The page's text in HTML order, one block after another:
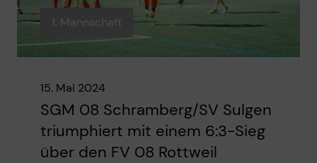
1. Mannschaft
15. Mai 2024
SGM 08 Schramberg/SV Sulgen
triumphiert mit einem 6:3-Sieg
über den FV 08 Rottweil